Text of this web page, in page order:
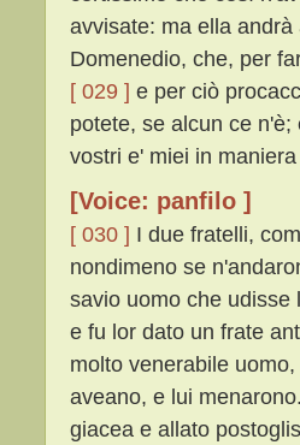
avvisate: ma ella
Domenedio, che, per
[ 029 ] e per ciò
potete, se alcun ce
vostri e' miei in
[Voice: panfilo ]
[ 030 ] I due fratelli,
nondimeno se
savio uomo che udisse
e fu lor dato un frate
molto venerabile
aveano, e lui
giacea e allato